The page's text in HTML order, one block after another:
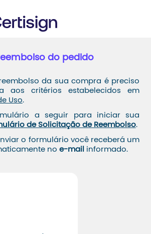
do pedido
da sua compra é preciso
aos critérios estabelecidos em
Uso.
a seguir para iniciar sua
de Solicitação de Reembolso.
o formulário você receberá um
no e-mail informado.